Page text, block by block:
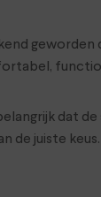
dat
de juiste